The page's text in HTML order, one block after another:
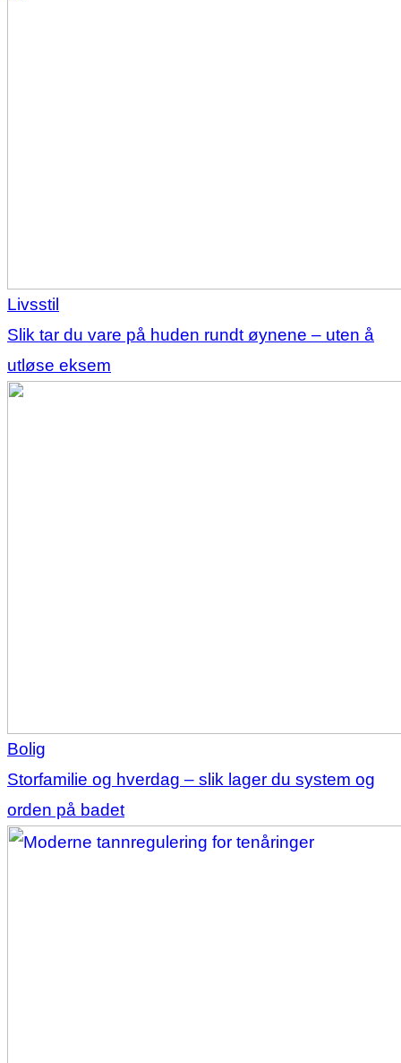
Livsstil
Slik tar du vare på huden rundt øynene – uten å
utløse eksem
Bolig
Storfamilie og hverdag – slik lager du system og
orden på badet